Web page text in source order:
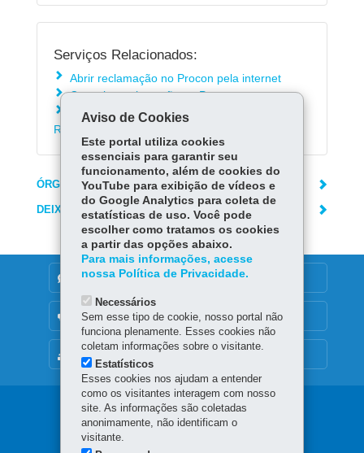
Serviços Relacionados:
Abrir reclamação no Procon pela internet
Cancelar reclamação no Procon
Consultar atendimento da Central de
Resolução do Procon
ÓRGÃO RESPONSÁVEL
DEIXE SUA OPINIÃO
DENUNCIE CORRUPÇÃO
OUVIDORIA
Navegação
principal
Aviso de Cookies
Este portal utiliza cookies
essenciais para garantir seu
funcionamento, além de cookies do
YouTube para exibição de vídeos e
do Google Analytics para coleta de
estatísticas de uso. Você pode
escolher como tratamos os cookies
a partir das opções abaixo.
Para mais informações, acesse
nossa Política de Privacidade.
Necessários
Sem esse tipo de cookie, nosso portal não
funciona plenamente. Esses cookies não
coletam informações sobre o visitante.
Estatísticos
Esses cookies nos ajudam a entender
como os visitantes interagem com nosso
site. As informações são coletadas
anonimamente, não identificam o
visitante.